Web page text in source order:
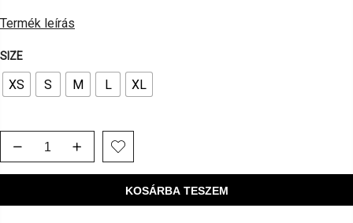
Termék leírás
SIZE
XS S M L XL
KOSÁRBA TESZEM